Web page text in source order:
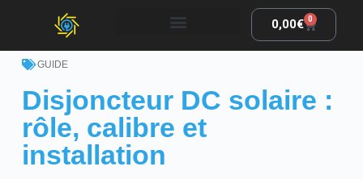
0,00€ 0
GUIDE
Disjoncteur DC solaire :
rôle, calibre et
installation